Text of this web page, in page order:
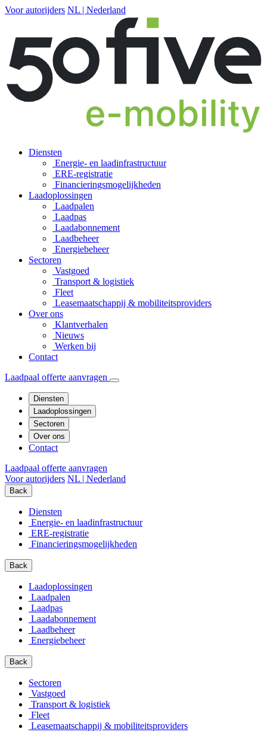
Voor autorijders NL | Nederland
Diensten
Energie- en laadinfrastructuur
ERE-registratie
Financierings­mogelijkheden
Laadoplossingen
Laadpalen
Laadpas
Laadabonnement
Laadbeheer
Energiebeheer
Sectoren
Vastgoed
Transport & logistiek
Fleet
Leasemaatschappij & mobiliteitsproviders
Over ons
Klantverhalen
Nieuws
Werken bij
Contact
Laadpaal offerte aanvragen
Diensten
Laadoplossingen
Sectoren
Over ons
Contact
Laadpaal offerte aanvragen
Voor autorijders NL | Nederland
Back
Diensten
Energie- en laadinfrastructuur
ERE-registratie
Financierings­mogelijkheden
Back
Laadoplossingen
Laadpalen
Laadpas
Laadabonnement
Laadbeheer
Energiebeheer
Back
Sectoren
Vastgoed
Transport & logistiek
Fleet
Leasemaatschappij & mobiliteitsproviders